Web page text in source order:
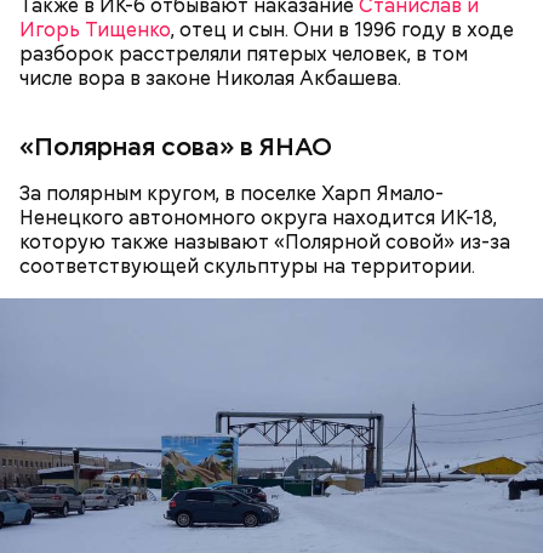
Также в ИК-6 отбывают наказание Станислав и
Игорь Тищенко, отец и сын. Они в 1996 году в ходе
разборок расстреляли пятерых человек, в том
числе вора в законе Николая Акбашева.
«Полярная сова» в ЯНАО
За полярным кругом, в поселке Харп Ямало-
Ненецкого автономного округа находится ИК-18,
которую также называют «Полярной совой» из-за
соответствующей скульптуры на территории.
Месть отчиму и любовь к сестре
Боец дебютировал в промоушене AMC Fight Nights
в ноябре 2023 года. Тогда он победил
азербайджанца Эльгуна Ясибова единогласным
решением судей.
Play
Video